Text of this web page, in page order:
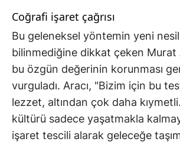
Coğrafi işaret çağrısı
Bu geleneksel yöntemin yeni
bilinmediğine dikkat çeken Murat
bu özgün değerinin korunması
vurguladı. Aracı, "Bizim için bu
lezzet, altından çok daha
kültürü sadece yaşatmakla
işaret tescili alarak geleceğe